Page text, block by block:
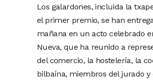
Los galardones, incluida la
el primer premio, se han
mañana en un acto celebrado
Nueva, que ha reunido a
del comercio, la hostelería, la
bilbaína, miembros del jurado y